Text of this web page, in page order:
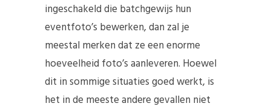
ingeschakeld die batchgewijs hun
eventfoto’s bewerken, dan zal je
meestal merken dat ze een enorme
hoeveelheid foto’s aanleveren. Hoewel
dit in sommige situaties goed werkt, is
het in de meeste andere gevallen niet